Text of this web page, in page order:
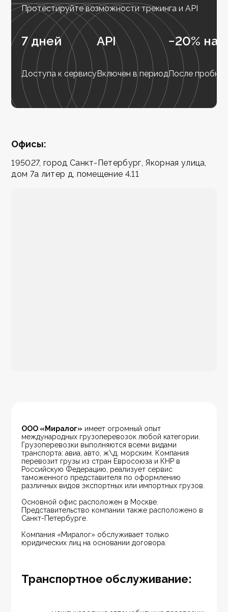
Протестируйте возможности трекинга и API
7 дней
Доступа к сервису
API
Включен в период
−20% на
После
Офисы:
195027, город Санкт-Петербург, Якорная улица,
дом 7а литер д, помещение 4.11
ООО «Миралог» имеет огромный опыт
международных грузоперевозок любой категории.
Грузоперевозки выполняются всеми видами
транспорта: авиа, авто, ж\д, морским. Компания
перевозит грузы из стран Евросоюза и КНР в
Российскую Федерацию, реализует сервис
таможенного представителя по оформлению
различных видов экспортных или импортных грузов.
Основной офис расположен в Москве.
Представительство компании также расположено в
Санкт-Петербурге.
Компания «Миралог» обслуживает только
юридических лиц на основании договора.
Транспортное обслуживание: